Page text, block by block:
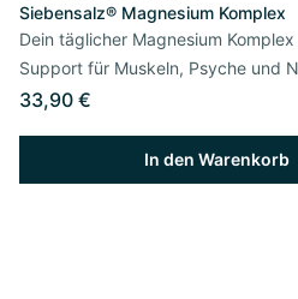
Siebensalz® Magnesium Komplex
Dein täglicher Magnesium
Support für Muskeln, Psyche und
33,90 €
In den Warenkorb